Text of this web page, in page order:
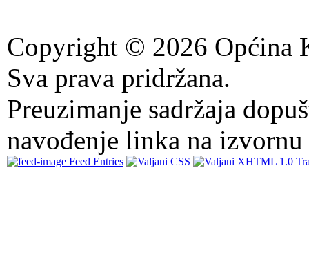
Copyright © 2026 Općina
Sva prava pridržana.
Preuzimanje sadržaja
navođenje linka na izvornu
Feed Entries